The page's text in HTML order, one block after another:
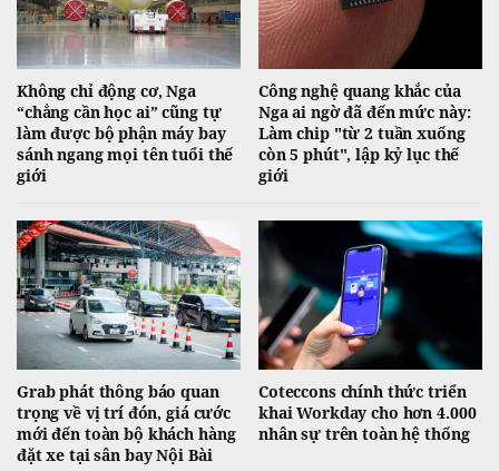
Không chỉ động cơ, Nga
“chẳng cần học ai” cũng tự
làm được bộ phận máy bay
sánh ngang mọi tên tuổi thế
giới
Công nghệ quang khắc của
Nga ai ngờ đã đến mức này:
Làm chip "từ 2 tuần xuống
còn 5 phút", lập kỷ lục thế
giới
Grab phát thông báo quan
trọng về vị trí đón, giá cước
mới đến toàn bộ khách hàng
đặt xe tại sân bay Nội Bài
Coteccons chính thức triển
khai Workday cho hơn 4.000
nhân sự trên toàn hệ thống